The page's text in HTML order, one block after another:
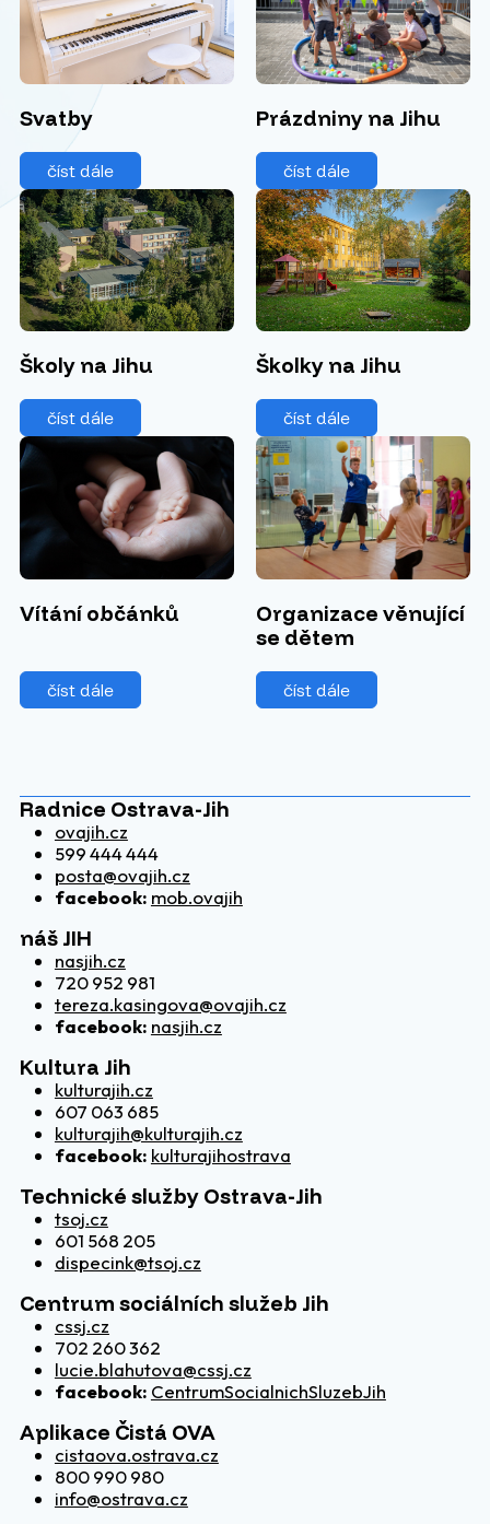
Svatby
číst dále
Prázdniny na Jihu
číst dále
Školy na Jihu
číst dále
Školky na Jihu
číst dále
Vítání občánků
číst dále
Organizace věnující
se dětem
číst dále
Radnice Ostrava-Jih
ovajih.cz
599 444 444
posta@ovajih.cz
facebook: mob.ovajih
náš JIH
nasjih.cz
720 952 981
tereza.kasingova@ovajih.cz
facebook: nasjih.cz
Kultura Jih
kulturajih.cz
607 063 685
kulturajih@kulturajih.cz
facebook: kulturajihostrava
Technické služby Ostrava-Jih
tsoj.cz
601 568 205
dispecink@tsoj.cz
Centrum sociálních služeb Jih
cssj.cz
702 260 362
lucie.blahutova@cssj.cz
facebook: CentrumSocialnichSluzebJih
Aplikace Čistá OVA
cistaova.ostrava.cz
800 990 980
info@ostrava.cz